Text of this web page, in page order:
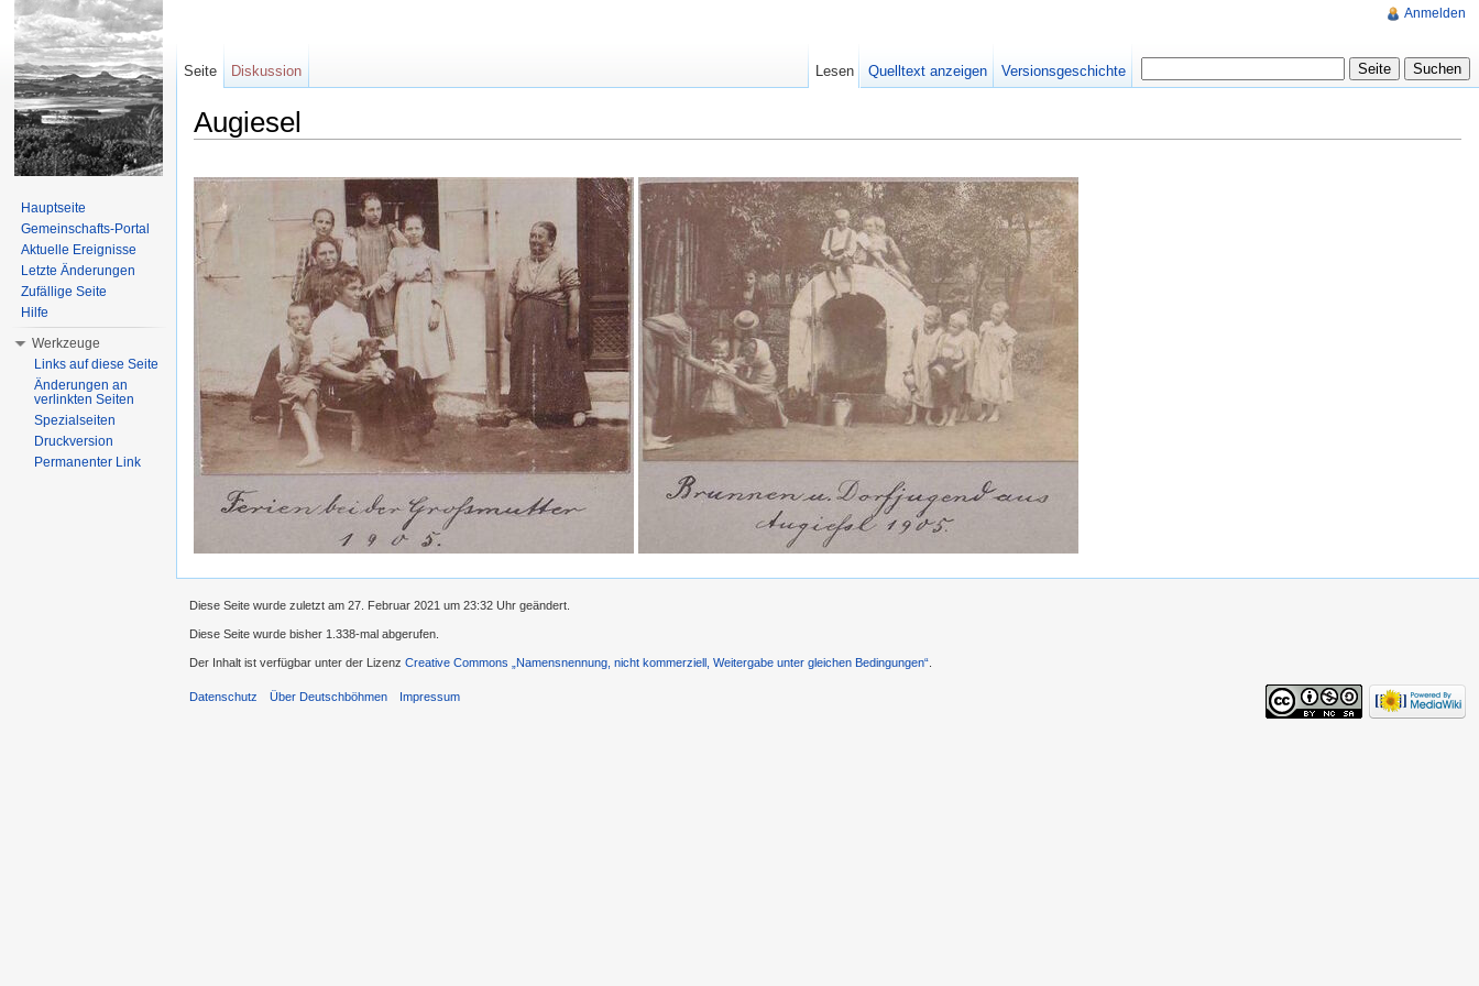
Augiesel
Anmelden
Seite Diskussion Lesen Quelltext anzeigen Versionsgeschichte
Hauptseite
Gemeinschafts-Portal
Aktuelle Ereignisse
Letzte Änderungen
Zufällige Seite
Hilfe
Werkzeuge
Links auf diese Seite
Änderungen an
verlinkten Seiten
Spezialseiten
Druckversion
Permanenter Link
Diese Seite wurde zuletzt am 27. Februar 2021 um 23:32 Uhr geändert.
Diese Seite wurde bisher 1.338-mal abgerufen.
Der Inhalt ist verfügbar unter der Lizenz Creative Commons „Namensnennung, nicht kommerziell, Weitergabe unter gleichen Bedingungen“.
Datenschutz Über Deutschböhmen Impressum